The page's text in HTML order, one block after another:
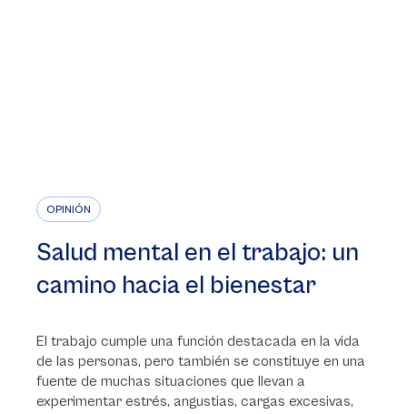
OPINIÓN
Salud mental en el trabajo: un
camino hacia el bienestar
El trabajo cumple una función destacada en la vida
de las personas, pero también se constituye en una
fuente de muchas situaciones que llevan a
experimentar estrés, angustias, cargas excesivas,